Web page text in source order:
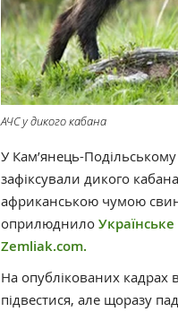
АЧС у дикого кабана
У Кам’янець-
зафіксували дикого
африканською чумою
оприлюднило
Zemliak.com.
На опублікованих кадрах
підвестися, але щоразу